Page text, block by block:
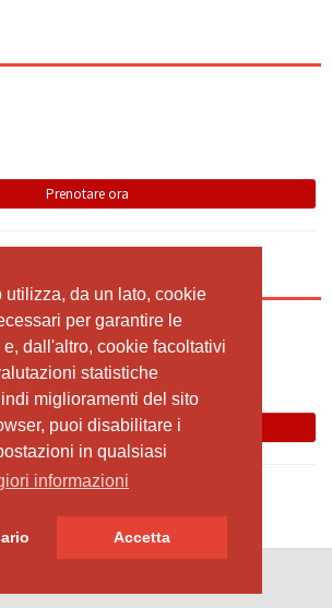
utilizza, da un lato, cookie
per garantire le
dall'altro, cookie facoltativi
statistiche
miglioramenti del sito
puoi disabilitare i
in qualsiasi
informazioni
Accetta
utilizza, da un lato, cookie
per garantire le
dall'altro, cookie facoltativi
statistiche
miglioramenti del sito
puoi disabilitare i
in qualsiasi
informazioni
Accetta
Prenotare ora
Prenotare ora